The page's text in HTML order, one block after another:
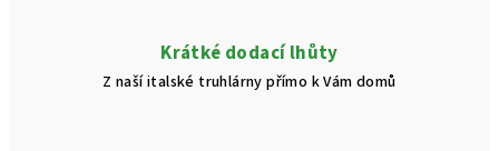
Krátké dodací lhůty
Z naší italské truhlárny přímo k Vám domů